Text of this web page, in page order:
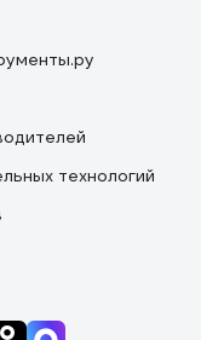
технологий